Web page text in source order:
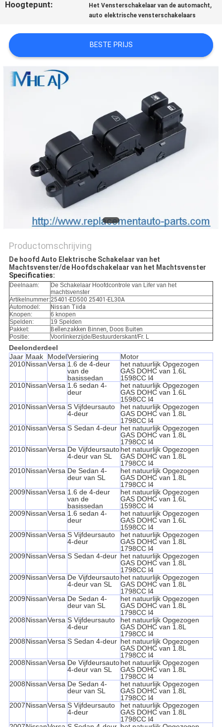
POLICY
Hoogtepunt: Het Vensterschakelaar van de automacht,
auto elektrische vensterschakelaars
BESTE PRIJS
Productomschrijving
De hoofd Auto Elektrische Schakelaar van het
Machtsvenster/de Hoofdschakelaar van het Machtsvenster
Specificaties:
Deelnaam:
De Schakelaar Hoofdcontrole van Lifer van het
machtsvenster
Artikelnummer:25401-ED500 25401-EL30A
Automodel:
Nissan Tiida
Knopen:
6 knopen
Spelden:
19 Spelden
Pakket:
Bellenzakken Binnen, Doos Buiten
Positie:
Voorlinkerzijde/Bestuurderskant/Fr. L
Deelonderdeel
Jaar Maak ModelVersiering
Motor
2010NissanVersa 1.6 de 4-deur
van de
basissedan
het natuurlijk Opgezogen
GAS DOHC van 1.6L
1598CC l4
2010NissanVersa 1.6 sedan 4-
deur
het natuurlijk Opgezogen
GAS DOHC van 1.6L
1598CC l4
2010NissanVersa S Vijfdeursauto
4-deur
het natuurlijk Opgezogen
GAS DOHC van 1.8L
1798CC l4
2010NissanVersa S Sedan 4-deur het natuurlijk Opgezogen
GAS DOHC van 1.8L
1798CC l4
2010NissanVersa De Vijfdeursauto
4-deur van SL
het natuurlijk Opgezogen
GAS DOHC van 1.8L
1798CC l4
2010NissanVersa De Sedan 4-
deur van SL
het natuurlijk Opgezogen
GAS DOHC van 1.8L
1798CC l4
2009NissanVersa 1.6 de 4-deur
van de
basissedan
het natuurlijk Opgezogen
GAS DOHC van 1.6L
1598CC l4
2009NissanVersa 1.6 sedan 4-
deur
het natuurlijk Opgezogen
GAS DOHC van 1.6L
1598CC l4
2009NissanVersa S Vijfdeursauto
4-deur
het natuurlijk Opgezogen
GAS DOHC van 1.8L
1798CC l4
2009NissanVersa S Sedan 4-deur het natuurlijk Opgezogen
GAS DOHC van 1.8L
1798CC l4
2009NissanVersa De Vijfdeursauto
4-deur van SL
het natuurlijk Opgezogen
GAS DOHC van 1.8L
1798CC l4
2009NissanVersa De Sedan 4-
deur van SL
het natuurlijk Opgezogen
GAS DOHC van 1.8L
1798CC l4
2008NissanVersa S Vijfdeursauto
4-deur
het natuurlijk Opgezogen
GAS DOHC van 1.8L
1798CC l4
2008NissanVersa S Sedan 4-deur het natuurlijk Opgezogen
GAS DOHC van 1.8L
1798CC l4
2008NissanVersa De Vijfdeursauto
4-deur van SL
het natuurlijk Opgezogen
GAS DOHC van 1.8L
1798CC l4
2008NissanVersa De Sedan 4-
deur van SL
het natuurlijk Opgezogen
GAS DOHC van 1.8L
1798CC l4
2007NissanVersa S Vijfdeursauto
4-deur
het natuurlijk Opgezogen
GAS DOHC van 1.8L
1798CC l4